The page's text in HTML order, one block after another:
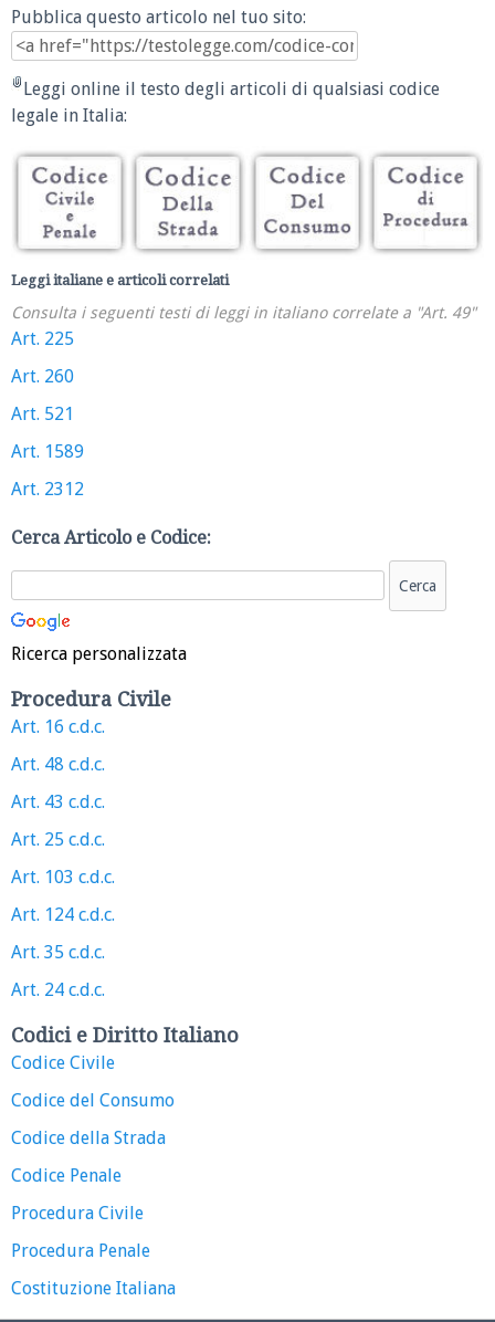
Pubblica questo articolo nel tuo sito:
Leggi online il testo degli articoli di qualsiasi codice
legale in Italia:
Leggi italiane e articoli correlati
Consulta i seguenti testi di leggi in italiano correlate a "Art. 49"
Art. 225
Art. 260
Art. 521
Art. 1589
Art. 2312
Cerca Articolo e Codice:
Ricerca personalizzata
Procedura Civile
Art. 16 c.d.c.
Art. 48 c.d.c.
Art. 43 c.d.c.
Art. 25 c.d.c.
Art. 103 c.d.c.
Art. 124 c.d.c.
Art. 35 c.d.c.
Art. 24 c.d.c.
Codici e Diritto Italiano
Codice Civile
Codice del Consumo
Codice della Strada
Codice Penale
Procedura Civile
Procedura Penale
Costituzione Italiana